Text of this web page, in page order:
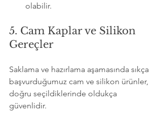
olabilir.
5. Cam Kaplar ve Silikon
Gereçler
Saklama ve hazırlama aşamasında sıkça
başvurduğumuz cam ve silikon ürünler,
doğru seçildiklerinde oldukça
güvenlidir.